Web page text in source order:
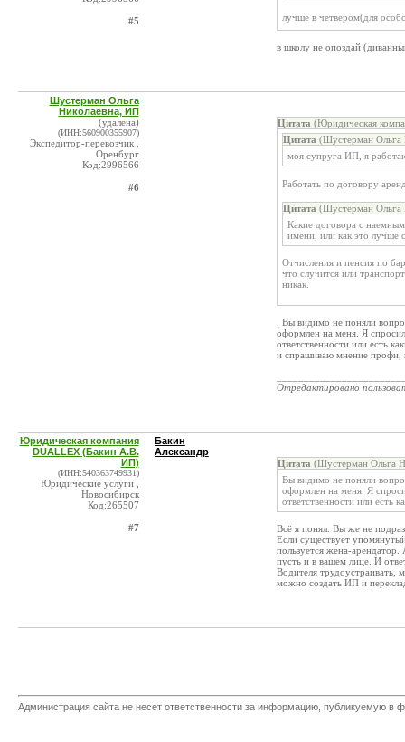
#5 лучше в четвером(для
в школу не опоздай
Шустерман Ольга
Николаевна, ИП
(удалена)
(ИНН:560900355907)
Экспедитор-перевозчик ,
Оренбург
Код:2996566
#6
Цитата (Юридическая
Цитата (Шустерман Ольга
моя супруга ИП, я
Работать по договору
Цитата (Шустерман Ольга
Какие договора с
имени, или как это лучше
Отчисления и пенсия по
что случится или
никак.
. Вы видимо не поняли
оформлен на меня. Я
ответственности или есть
и спрашиваю мнение профи,
Отредактировано
Юридическая компания
DUALLEX (Бакин А.В.
ИП)
(ИНН:540363749931)
Юридические услуги ,
Новосибирск
Код:265507
#7
Бакин
Александр
Цитата (Шустерман Ольга
Вы видимо не поняли
оформлен на меня. Я
ответственности или есть
Всё я понял. Вы же не
Если существует
пользуется жена-
пусть и в вашем лице. И
Водителя трудоустраивать,
можно создать ИП и
Администрация сайта не несет ответственности за информацию, публикуемую